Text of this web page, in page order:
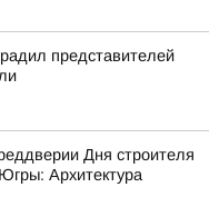
представителей
Дня строителя
Архитектура